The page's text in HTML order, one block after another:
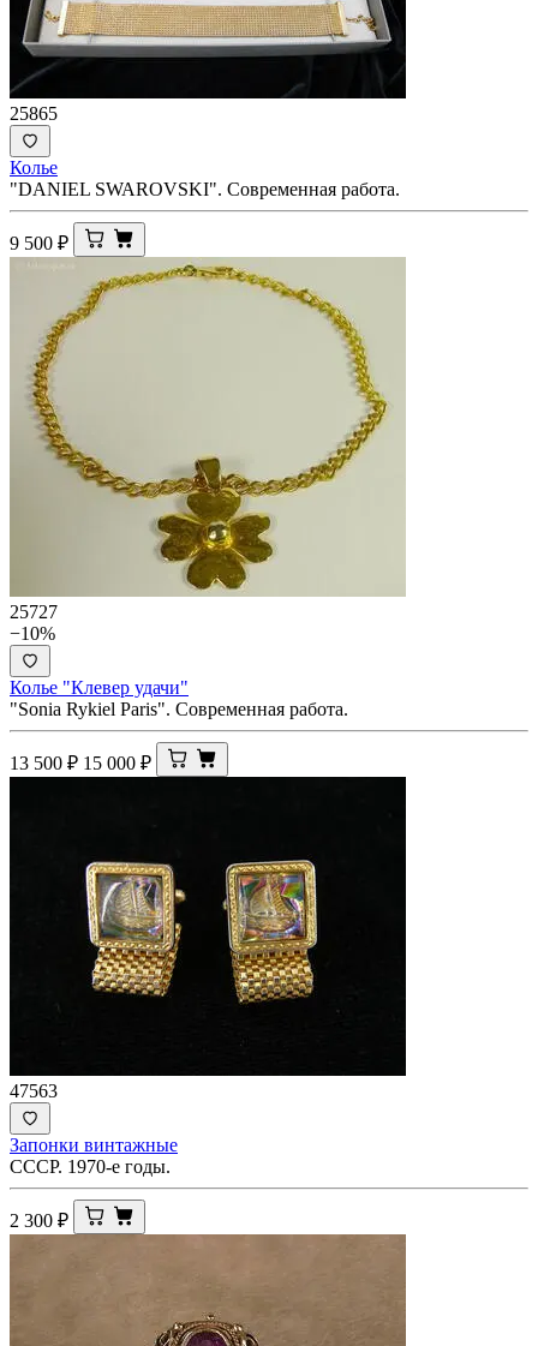
25865
Колье
"DANIEL SWAROVSKI". Современная работа.
9 500 ₽
25727
−10%
Колье "Клевер удачи"
"Sonia Rykiel Paris". Современная работа.
13 500 ₽ 15 000 ₽
47563
Запонки винтажные
СССР. 1970-е годы.
2 300 ₽